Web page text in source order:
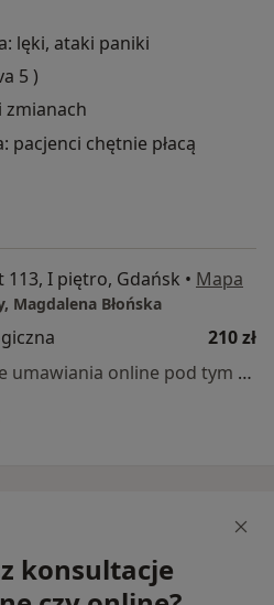
lęki, ataki paniki
5 )
zmianach
pacjenci chętnie płacą
113, I piętro, Gdańsk • Mapa
Magdalena Błońska
210 zł
Specjalista nie oferuje umawiania online pod tym adresem.
konsultacje